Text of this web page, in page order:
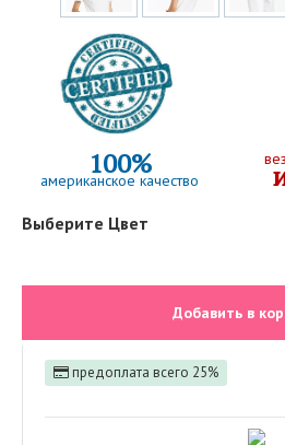
100%
американское качество
Выберите Цвет
Добавить в
предоплата всего 25%